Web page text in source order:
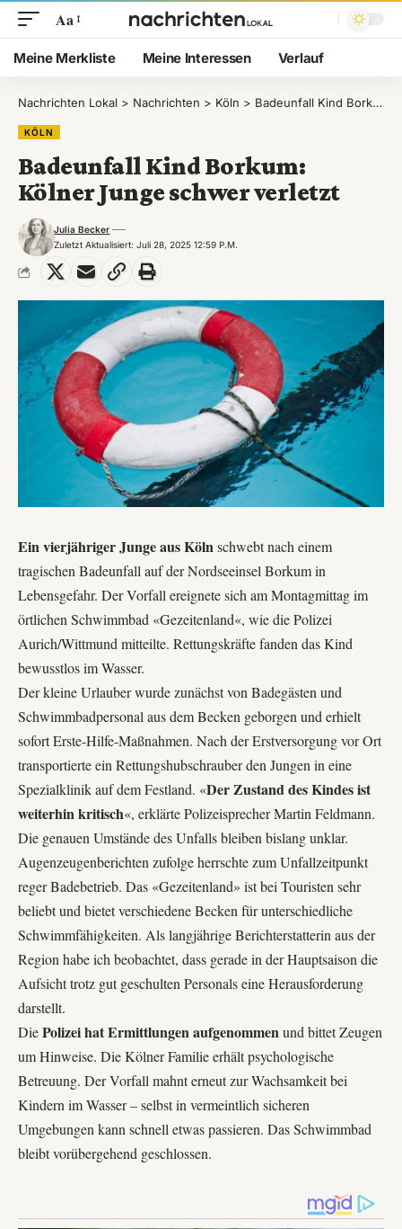
Aa
Meine Merkliste Meine Interessen Verlauf
Nachrichten Lokal > Nachrichten > Köln > Badeunfall Kind Borkum: Kölner Junge schwer verletzt
KÖLN
Badeunfall Kind Borkum:
Kölner Junge schwer verletzt
Zuletzt Aktualisiert: Juli 28, 2025 12:59 P.m.
Julia Becker
Ein vierjähriger Junge aus Kölnschwebt nach einem
tragischen Badeunfall auf der Nordseeinsel Borkum in
Lebensgefahr. Der Vorfall ereignete sich am Montagmittag im
örtlichen Schwimmbad «Gezeitenland«, wie die Polizei
Aurich/Wittmund mitteilte. Rettungskräfte fanden das Kind
bewusstlos im Wasser.
Der kleine Urlauber wurde zunächst von Badegästen und
Schwimmbadpersonal aus dem Becken geborgen und erhielt
sofort Erste-Hilfe-Maßnahmen. Nach der Erstversorgung vor Ort
transportierte ein Rettungshubschrauber den Jungen in eine
Spezialklinik auf dem Festland. «Der Zustand des Kindes ist
weiterhin kritisch«, erklärte Polizeisprecher Martin Feldmann.
Die genauen Umstände des Unfalls bleiben bislang unklar.
Augenzeugenberichten zufolge herrschte zum Unfallzeitpunkt
reger Badebetrieb. Das «Gezeitenland» ist bei Touristen sehr
beliebt und bietet verschiedene Becken für unterschiedliche
Schwimmfähigkeiten. Als langjährige Berichterstatterin aus der
Region habe ich beobachtet, dass gerade in der Hauptsaison die
Aufsicht trotz gut geschulten Personals eine Herausforderung
darstellt.
DiePolizei hat Ermittlungen aufgenommenund bittet Zeugen
um Hinweise. Die Kölner Familie erhält psychologische
Betreuung. Der Vorfall mahnt erneut zur Wachsamkeit bei
Kindern im Wasser – selbst in vermeintlich sicheren
Umgebungen kann schnell etwas passieren. Das Schwimmbad
bleibt vorübergehend geschlossen.